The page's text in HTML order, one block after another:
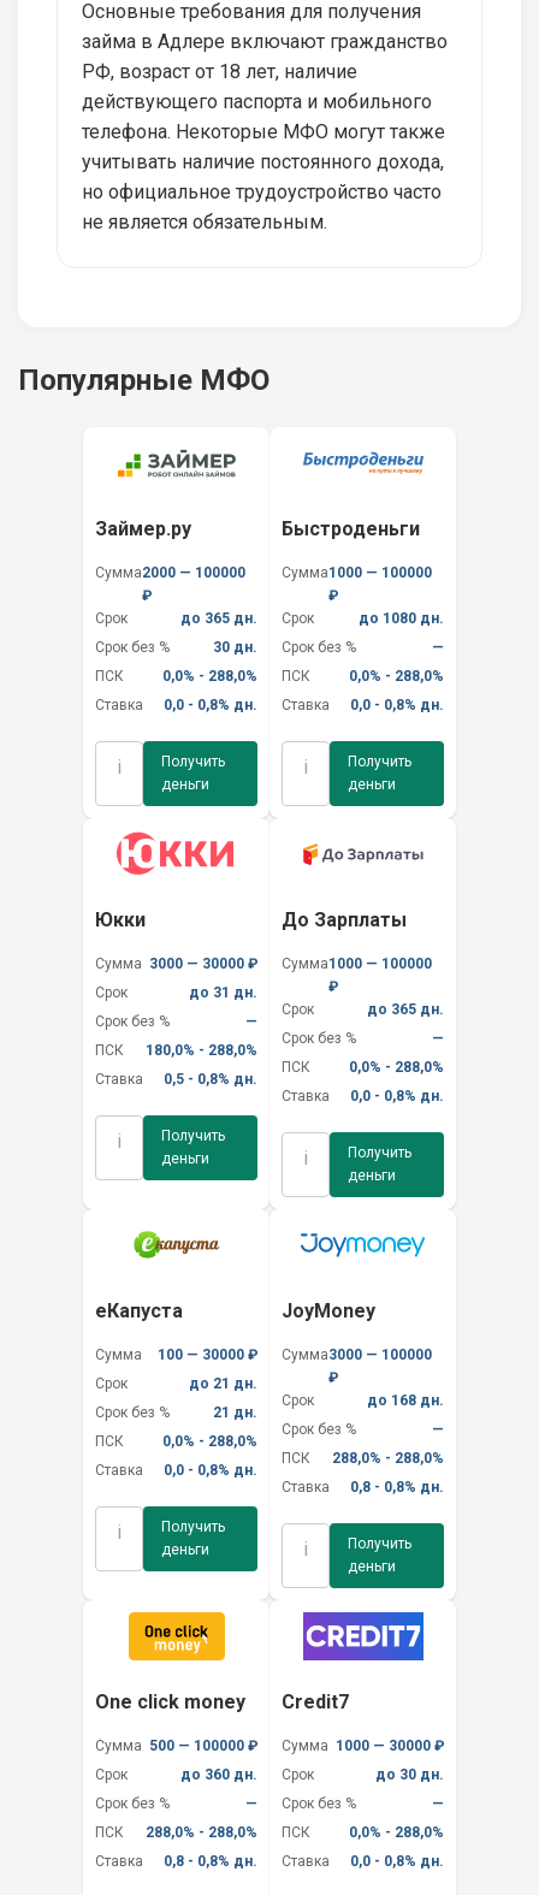
Основные требования для получения
займа в Адлере включают гражданство
РФ, возраст от 18 лет, наличие
действующего паспорта и мобильного
телефона. Некоторые МФО могут также
учитывать наличие постоянного дохода,
но официальное трудоустройство часто
не является обязательным.
Популярные МФО
Займер.ру
Сумма2000 — 100000
₽
Срок
до 365 дн.
Срок без %
30 дн.
ПСК
0,0% - 288,0%
Ставка
0,0 - 0,8% дн.
i
Получить
деньги
Быстроденьги
Сумма1000 — 100000
₽
Срок
до 1080 дн.
Срок без %
—
ПСК
0,0% - 288,0%
Ставка
0,0 - 0,8% дн.
i
Получить
деньги
Юкки
Сумма 3000 — 30000 ₽
Срок
до 31 дн.
Срок без %
—
ПСК
180,0% - 288,0%
Ставка
0,5 - 0,8% дн.
i
Получить
деньги
До Зарплаты
Сумма1000 — 100000
₽
Срок
до 365 дн.
Срок без %
—
ПСК
0,0% - 288,0%
Ставка
0,0 - 0,8% дн.
i
Получить
деньги
еКапуста
Сумма
100 — 30000 ₽
Срок
до 21 дн.
Срок без %
21 дн.
ПСК
0,0% - 288,0%
Ставка
0,0 - 0,8% дн.
i
Получить
деньги
JoyMoney
Сумма3000 — 100000
₽
Срок
до 168 дн.
Срок без %
—
ПСК
288,0% - 288,0%
Ставка
0,8 - 0,8% дн.
i
Получить
деньги
One click money
Сумма 500 — 100000 ₽
Срок
до 360 дн.
Срок без %
—
ПСК
288,0% - 288,0%
Ставка
0,8 - 0,8% дн.
Credit7
Сумма 1000 — 30000 ₽
Срок
до 30 дн.
Срок без %
—
ПСК
0,0% - 288,0%
Ставка
0,0 - 0,8% дн.